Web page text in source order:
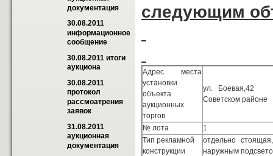
документация
30.08.2011
информационное
сообщение
30.08.2011 итоги
аукциона
30.08.2011
протокол
рассмоaтрения
заявок
31.08.2011
аукционная
документация
следующим
Адрес места
установки
объекта
аукционных
торгов
ул.
Советском районе
№ лота
1
Тип рекламной
конструкции
отдельно
наружным